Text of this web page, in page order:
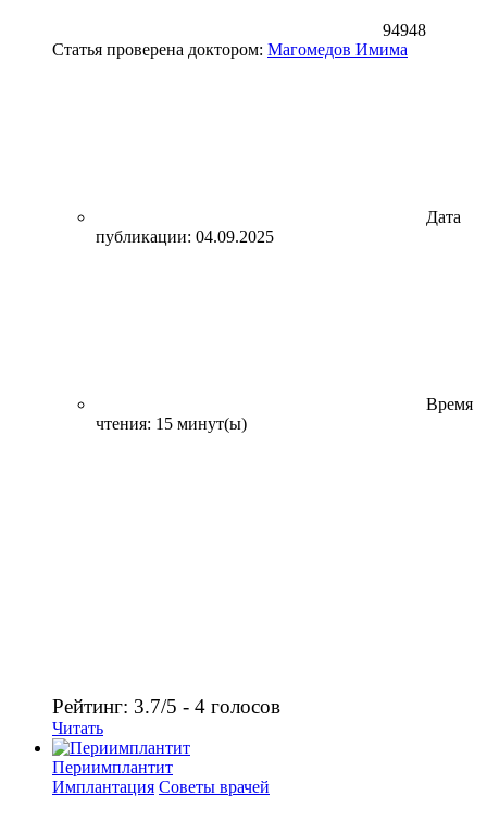
94948
Статья проверена доктором: Магомедов Имима
Дата
публикации: 04.09.2025
Время
чтения: 15 минут(ы)
Рейтинг: 3.7/5 - 4 голосов
Читать
Периимплантит
Имплантация Советы врачей